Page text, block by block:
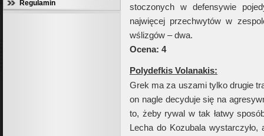
Regulamin
stoczonych w defensywie
najwięcej przechwytów w
wślizgów – dwa.
Ocena: 4
Polydefkis Volanakis:
Grek ma za uszami tylko drugie
on nagle decyduje się na
to, żeby rywal w tak łatwy
Lecha do Kozubala wystarczyło,